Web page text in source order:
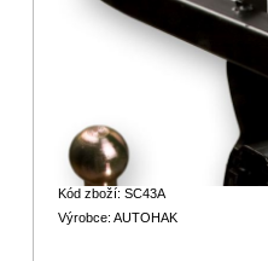
Kód zboží: SC43A
Výrobce: AUTOHAK